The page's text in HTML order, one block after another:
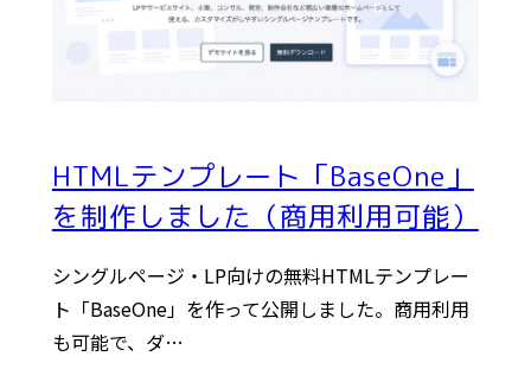
HTMLテンプレート「BaseOne」
を制作しました（商用利用可能）
シングルページ・LP向けの無料HTMLテンプレー
ト「BaseOne」を作って公開しました。商用利用
も可能で、ダ…